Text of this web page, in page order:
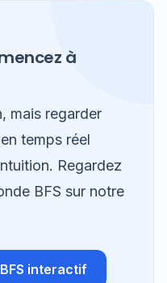
à
mais regarder
temps réel
Regardez
BFS sur notre
interactif